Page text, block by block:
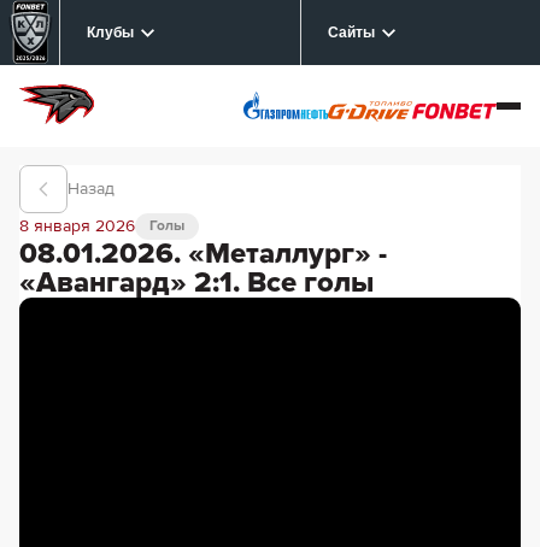
Клубы Сайты
Назад
08.01.2026. «Металлург» -
«Авангард» 2:1. Все голы
Голы
8 января 2026